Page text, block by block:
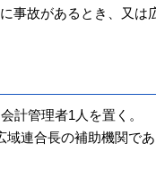
事故があるとき、又
計管理者1人を置く。
連合長の補助機関であ